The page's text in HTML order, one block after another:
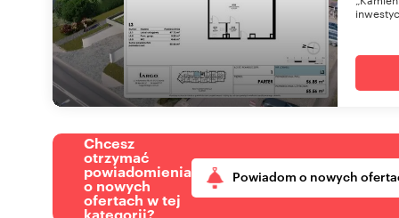
Chcesz
otrzymać
powiadomienia
o nowych
ofertach w tej
kategorii?
Powiadom o nowych